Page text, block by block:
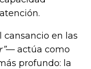
cansancio en las
— actúa como
profundo: la